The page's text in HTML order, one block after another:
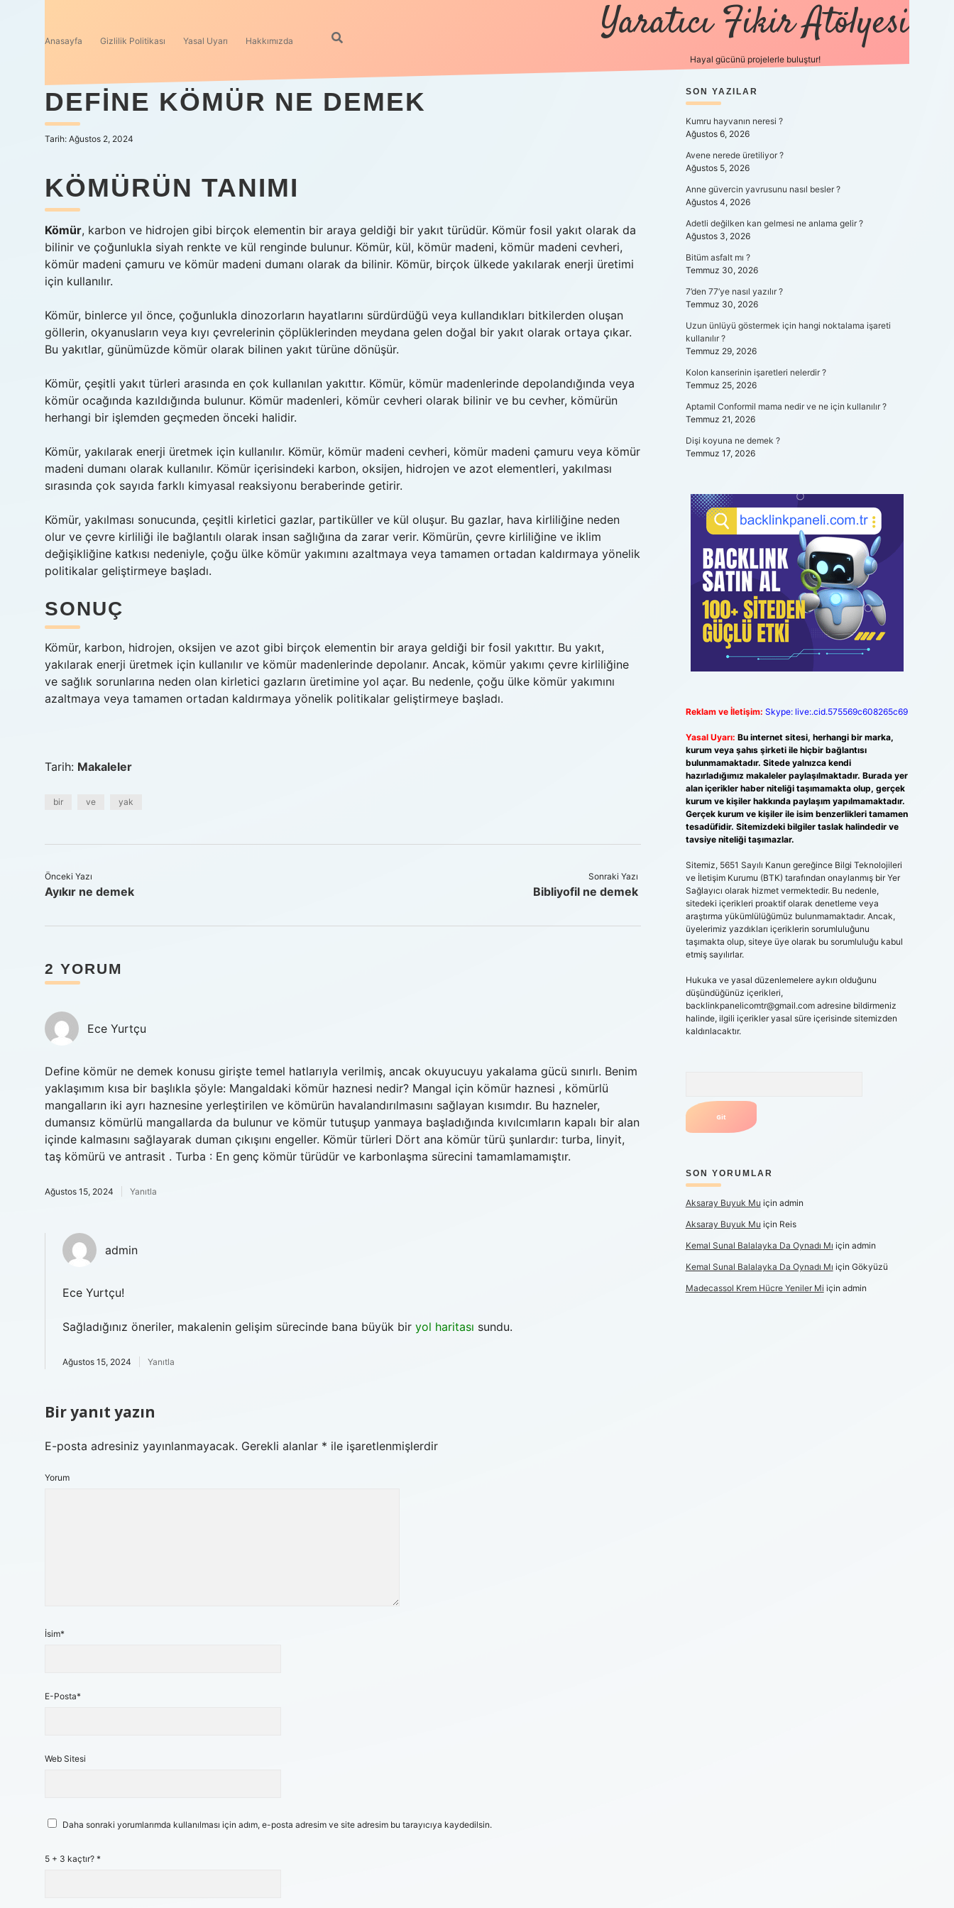
Anasayfa Gizlilik Politikası Yasal Uyarı Hakkımızda Yaratıcı Fikir Atölyesi
Hayal gücünü projelerle buluştur!
DEFINE KÖMÜR NE DEMEK
Tarih: Ağustos 2, 2024
KÖMÜRÜN TANIMI
Kömür, karbon ve hidrojen gibi birçok elementin bir araya geldiği bir yakıt türüdür. Kömür fosil yakıt olarak da
bilinir ve çoğunlukla siyah renkte ve kül renginde bulunur. Kömür, kül, kömür madeni, kömür madeni cevheri,
kömür madeni çamuru ve kömür madeni dumanı olarak da bilinir. Kömür, birçok ülkede yakılarak enerji üretimi
için kullanılır.
Kömür, binlerce yıl önce, çoğunlukla dinozorların hayatlarını sürdürdüğü veya kullandıkları bitkilerden oluşan
göllerin, okyanusların veya kıyı çevrelerinin çöplüklerinden meydana gelen doğal bir yakıt olarak ortaya çıkar.
Bu yakıtlar, günümüzde kömür olarak bilinen yakıt türüne dönüşür.
Kömür, çeşitli yakıt türleri arasında en çok kullanılan yakıttır. Kömür, kömür madenlerinde depolandığında veya
kömür ocağında kazıldığında bulunur. Kömür madenleri, kömür cevheri olarak bilinir ve bu cevher, kömürün
herhangi bir işlemden geçmeden önceki halidir.
Kömür, yakılarak enerji üretmek için kullanılır. Kömür, kömür madeni cevheri, kömür madeni çamuru veya kömür
madeni dumanı olarak kullanılır. Kömür içerisindeki karbon, oksijen, hidrojen ve azot elementleri, yakılması
sırasında çok sayıda farklı kimyasal reaksiyonu beraberinde getirir.
Kömür, yakılması sonucunda, çeşitli kirletici gazlar, partiküller ve kül oluşur. Bu gazlar, hava kirliliğine neden
olur ve çevre kirliliği ile bağlantılı olarak insan sağlığına da zarar verir. Kömürün, çevre kirliliğine ve iklim
değişikliğine katkısı nedeniyle, çoğu ülke kömür yakımını azaltmaya veya tamamen ortadan kaldırmaya yönelik
politikalar geliştirmeye başladı.
SONUÇ
Kömür, karbon, hidrojen, oksijen ve azot gibi birçok elementin bir araya geldiği bir fosil yakıttır. Bu yakıt,
yakılarak enerji üretmek için kullanılır ve kömür madenlerinde depolanır. Ancak, kömür yakımı çevre kirliliğine
ve sağlık sorunlarına neden olan kirletici gazların üretimine yol açar. Bu nedenle, çoğu ülke kömür yakımını
azaltmaya veya tamamen ortadan kaldırmaya yönelik politikalar geliştirmeye başladı.
Tarih: Makaleler
bir ve yak
Önceki Yazı
Ayıkır ne demek
Sonraki Yazı
Bibliyofil ne demek
2 YORUM
Ece Yurtçu
Define kömür ne demek konusu girişte temel hatlarıyla verilmiş, ancak okuyucuyu yakalama gücü sınırlı. Benim
yaklaşımım kısa bir başlıkla şöyle: Mangaldaki kömür haznesi nedir? Mangal için kömür haznesi , kömürlü
mangalların iki ayrı haznesine yerleştirilen ve kömürün havalandırılmasını sağlayan kısımdır. Bu hazneler,
dumansız kömürlü mangallarda da bulunur ve kömür tutuşup yanmaya başladığında kıvılcımların kapalı bir alan
içinde kalmasını sağlayarak duman çıkışını engeller. Kömür türleri Dört ana kömür türü şunlardır: turba, linyit,
taş kömürü ve antrasit . Turba : En genç kömür türüdür ve karbonlaşma sürecini tamamlamamıştır.
Ağustos 15, 2024 Yanıtla
admin
Ece Yurtçu!
Sağladığınız öneriler, makalenin gelişim sürecinde bana büyük bir yol haritası sundu.
Ağustos 15, 2024 Yanıtla
Bir yanıt yazın
E-posta adresiniz yayınlanmayacak. Gerekli alanlar * ile işaretlenmişlerdir
Yorum
İsim*
E-Posta*
Web Sitesi
Daha sonraki yorumlarımda kullanılması için adım, e-posta adresim ve site adresim bu tarayıcıya kaydedilsin.
5 + 3 kaçtır? *
SIDEBAR
SON YAZILAR
Kumru hayvanın neresi ?
Ağustos 6, 2026
Avene nerede üretiliyor ?
Ağustos 5, 2026
Anne güvercin yavrusunu nasıl besler ?
Ağustos 4, 2026
Adetli değilken kan gelmesi ne anlama gelir ?
Ağustos 3, 2026
Bitüm asfalt mı ?
Temmuz 30, 2026
7’den 77’ye nasıl yazılır ?
Temmuz 30, 2026
Uzun ünlüyü göstermek için hangi noktalama işareti
kullanılır ?
Temmuz 29, 2026
Kolon kanserinin işaretleri nelerdir ?
Temmuz 25, 2026
Aptamil Conformil mama nedir ve ne için kullanılır ?
Temmuz 21, 2026
Dişi koyuna ne demek ?
Temmuz 17, 2026
Reklam ve İletişim: Skype: live:.cid.575569c608265c69
Yasal Uyarı: Bu internet sitesi, herhangi bir marka,
kurum veya şahıs şirketi ile hiçbir bağlantısı
bulunmamaktadır. Sitede yalnızca kendi
hazırladığımız makaleler paylaşılmaktadır. Burada yer
alan içerikler haber niteliği taşımamakta olup, gerçek
kurum ve kişiler hakkında paylaşım yapılmamaktadır.
Gerçek kurum ve kişiler ile isim benzerlikleri tamamen
tesadüfidir. Sitemizdeki bilgiler taslak halindedir ve
tavsiye niteliği taşımazlar.
Sitemiz, 5651 Sayılı Kanun gereğince Bilgi Teknolojileri
ve İletişim Kurumu (BTK) tarafından onaylanmış bir Yer
Sağlayıcı olarak hizmet vermektedir. Bu nedenle,
sitedeki içerikleri proaktif olarak denetleme veya
araştırma yükümlülüğümüz bulunmamaktadır. Ancak,
üyelerimiz yazdıkları içeriklerin sorumluluğunu
taşımakta olup, siteye üye olarak bu sorumluluğu kabul
etmiş sayılırlar.
Hukuka ve yasal düzenlemelere aykırı olduğunu
düşündüğünüz içerikleri,
backlinkpanelicomtr@gmail.comadresine bildirmeniz
halinde, ilgili içerikler yasal süre içerisinde sitemizden
kaldırılacaktır.
SON YORUMLAR
Aksaray Buyuk Mu için admin
Aksaray Buyuk Mu için Reis
Kemal Sunal Balalayka Da Oynadı Mı için admin
Kemal Sunal Balalayka Da Oynadı Mı için Gökyüzü
Madecassol Krem Hücre Yeniler Mi için admin